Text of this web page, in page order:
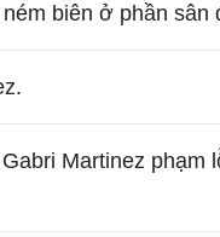
biên ở phần sân
Martinez phạm